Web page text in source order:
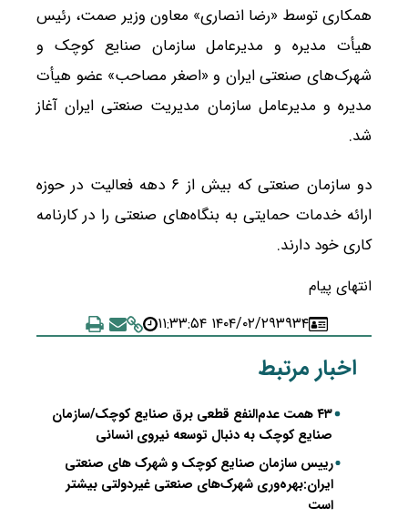
همکاری توسط «رضا انصاری» معاون وزیر صمت، رئیس
هیأت مدیره و مدیرعامل سازمان صنایع کوچک و
شهرک‌های صنعتی ایران و «اصغر مصاحب» عضو هیأت
مدیره و مدیرعامل سازمان مدیریت صنعتی ایران آغاز
شد.
دو سازمان صنعتی که بیش از ۶ دهه فعالیت در حوزه
ارائه خدمات حمایتی به بنگاه‌های صنعتی را در کارنامه
کاری خود دارند.
انتهای پیام
۳۹۳۴۱۴۰۴/۰۲/۲۹ ۱۱:۳۳:۵۴
اخبار مرتبط
۴۳ همت عدم‌النفع قطعی برق صنایع کوچک/سازمان
صنایع کوچک به دنبال توسعه نیروی انسانی
رییس سازمان صنایع کوچک و شهرک های صنعتی
ایران:بهره‌وری شهرک‌های صنعتی غیردولتی بیشتر
است